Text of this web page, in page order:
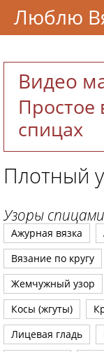
Видео
Простое
спицах
Плотный
Узоры спицами
Ажурная вязка
Вязание по кругу
Жемчужный узор
Косы (жгуты)
Лицевая гладь
Люблю